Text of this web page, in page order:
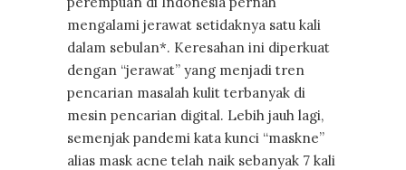
mengalami jerawat setidaknya satu kali
dalam sebulan*. Keresahan ini diperkuat
dengan “jerawat” yang menjadi tren
pencarian masalah kulit terbanyak di
mesin pencarian digital. Lebih jauh lagi,
semenjak pandemi kata kunci “maskne”
alias mask acne telah naik sebanyak 7 kali